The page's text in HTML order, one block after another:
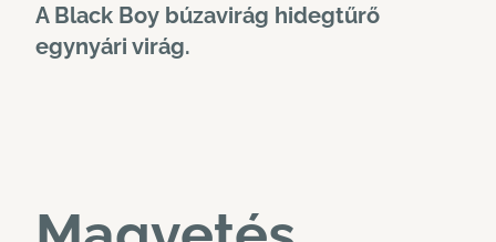
A Black Boy búzavirág hidegtűrő
egynyári virág.